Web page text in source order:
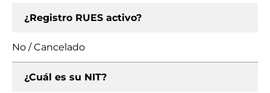
¿Registro RUES activo?
No / Cancelado
¿Cuál es su NIT?